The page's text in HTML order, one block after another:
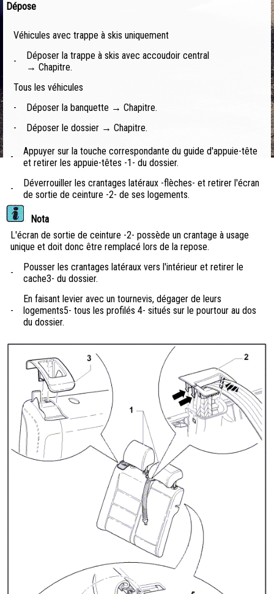
Dépose
Véhicules avec trappe à skis uniquement
-
Déposer la trappe à skis avec accoudoir central
→ Chapitre.
Tous les véhicules
-
Déposer la banquette → Chapitre.
-
Déposer le dossier → Chapitre.
-
Appuyer sur la touche correspondante du guide d'appuie-tête
et retirer les appuie-têtes -1- du dossier.
-
Déverrouiller les crantages latéraux -flèches- et retirer l'écran
de sortie de ceinture -2- de ses logements.
Nota
L'écran de sortie de ceinture -2- possède un crantage à usage
unique et doit donc être remplacé lors de la repose.
-
Pousser les crantages latéraux vers l'intérieur et retirer le
cache3- du dossier.
-
En faisant levier avec un tournevis, dégager de leurs
logements5- tous les profilés 4- situés sur le pourtour au dos
du dossier.